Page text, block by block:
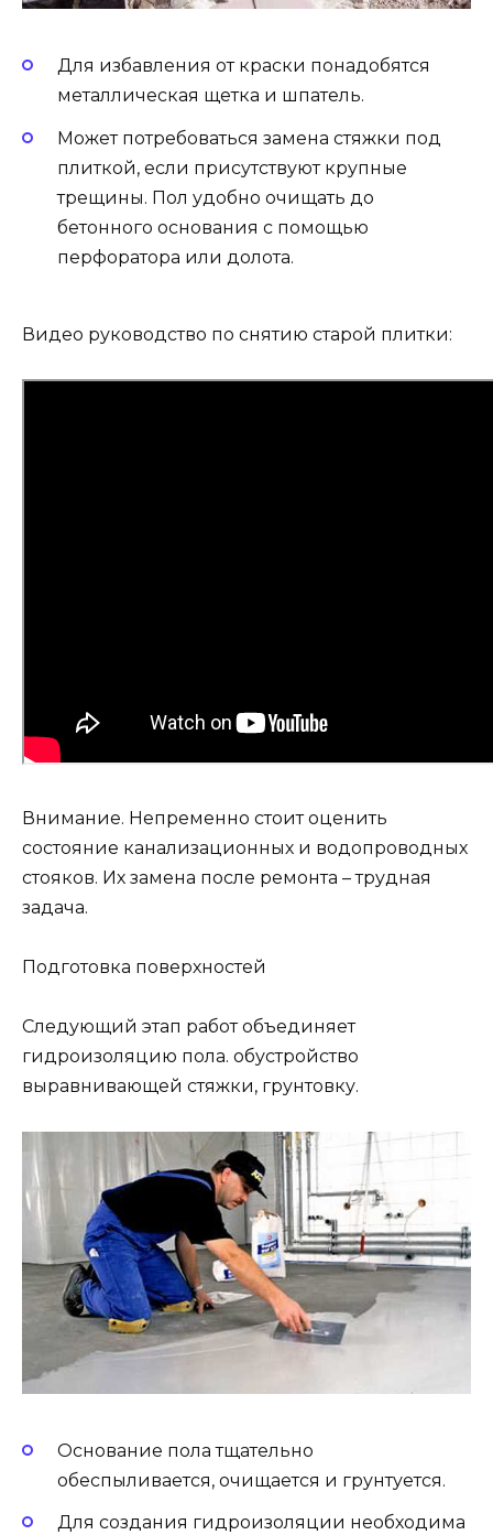
Для избавления от краски понадобятся
металлическая щетка и шпатель.
Может потребоваться замена стяжки под
плиткой, если присутствуют крупные
трещины. Пол удобно очищать до
бетонного основания с помощью
перфоратора или долота.
Видео руководство по снятию старой плитки:
Внимание. Непременно стоит оценить
состояние канализационных и водопроводных
стояков. Их замена после ремонта – трудная
задача.
Подготовка поверхностей
Следующий этап работ объединяет
гидроизоляцию пола. обустройство
выравнивающей стяжки, грунтовку.
Основание пола тщательно
обеспыливается, очищается и грунтуется.
Для создания гидроизоляции необходима